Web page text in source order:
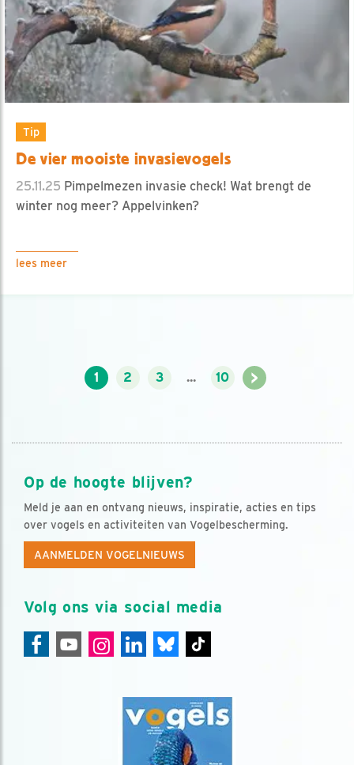
Tip
De vier mooiste invasievogels
25.11.25 Pimpelmezen invasie check! Wat brengt de
winter nog meer? Appelvinken?
lees meer
1 2 3 ... 10 >
Op de hoogte blijven?
Meld je aan en ontvang nieuws, inspiratie, acties en tips
over vogels en activiteiten van Vogelbescherming.
AANMELDEN VOGELNIEUWS
Volg ons via social media